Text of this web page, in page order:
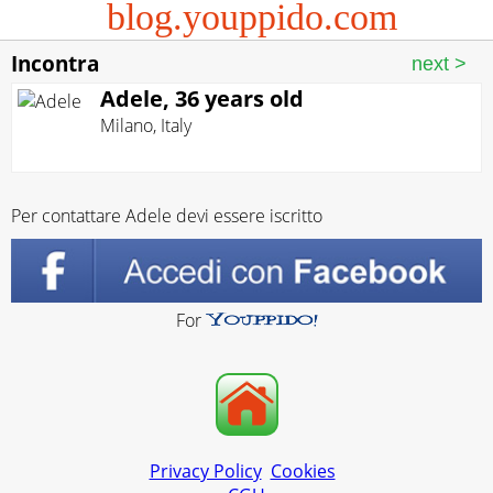
blog.youppido.com
Incontra
Adele, 36 years old
Milano, Italy
Per contattare Adele devi essere iscritto
For
Privacy Policy Cookies